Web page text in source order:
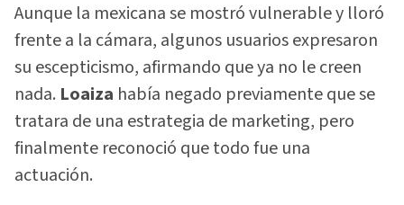
Aunque la mexicana se mostró vulnerable y lloró
frente a la cámara, algunos usuarios expresaron
su escepticismo, afirmando que ya no le creen
nada. Loaiza había negado previamente que se
tratara de una estrategia de marketing, pero
finalmente reconoció que todo fue una
actuación.